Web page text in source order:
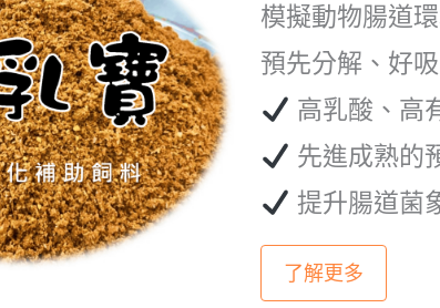
模擬動物腸道
預先分解、好
高乳酸、高
先進成熟的
提升腸道菌
了解更多